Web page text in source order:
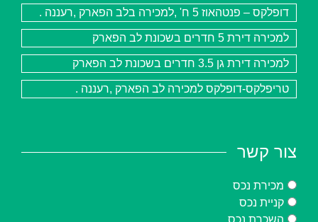
דופלקס – פנטהאוז 5 ח' ,למכירה בלב הפארק ,רעננה .
למכירה דירת 5 חדרים בשכונת לב הפארק
למכירה דירת גן 3.5 חדרים בשכונת לב הפארק
טריפלקס-דופלקס למכירה לב הפארק ,רעננה .
צור קשר
מכירת נכס
קניית נכס
השכרת נכס